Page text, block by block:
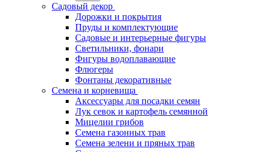
Садовый декор
Дорожки и покрытия
Пруды и комплектующие
Садовые и интерьерные фигуры
Светильники, фонари
Фигуры водоплавающие
Флюгеры
Фонтаны декоративные
Семена и корневища
Аксессуары для посадки семян
Лук севок и картофель семянной
Мицелии грибов
Семена газонных трав
Семена зелени и пряных трав